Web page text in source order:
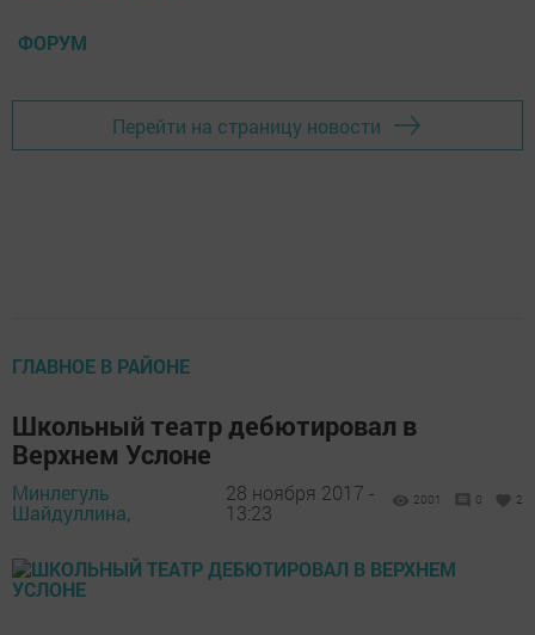
ФОРУМ
Перейти на страницу новости
ГЛАВНОЕ В РАЙОНЕ
Школьный театр дебютировал в
Верхнем Услоне
Минлегуль
Шайдуллина,
28 ноября 2017 -
13:23
2001 0 2